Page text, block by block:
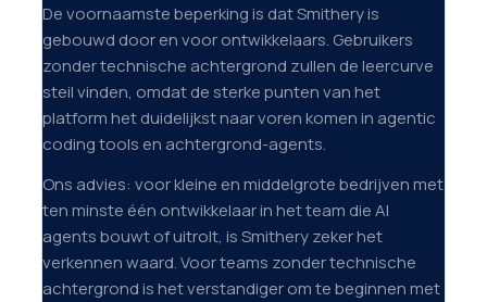
De voornaamste beperking is dat Smithery is
gebouwd door en voor ontwikkelaars. Gebruikers
zonder technische achtergrond zullen de leercurve
steil vinden, omdat de sterke punten van het
platform het duidelijkst naar voren komen in agentic
coding tools en achtergrond-agents.
Ons advies: voor kleine en middelgrote bedrijven met
ten minste één ontwikkelaar in het team die AI
agents bouwt of uitrolt, is Smithery zeker het
verkennen waard. Voor teams zonder technische
achtergrond is het verstandiger om te beginnen met